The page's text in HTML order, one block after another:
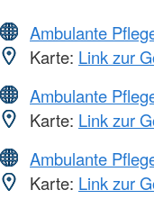
Ambulante
Karte: Link zur
Ambulante
Karte: Link zur
Ambulante
Karte: Link zur